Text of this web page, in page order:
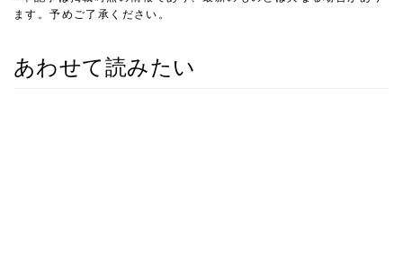
ます。予めご了承ください。
あわせて読みたい